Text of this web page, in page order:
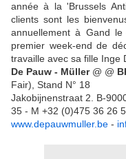
année à la 'Brussels
clients sont les
annuellement à Gand
premier week-end de
travaille avec sa fille Inge
De Pauw - Müller@ @
Fair), Stand N° 18
Jakobijnenstraat 2. B-
35 - M +32 (0)475 36 26
www.depauwmuller.be -